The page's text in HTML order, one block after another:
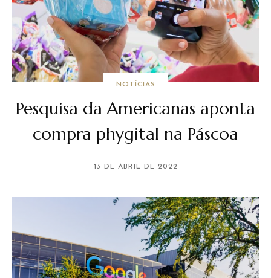
NOTÍCIAS
Pesquisa da Americanas aponta
compra phygital na Páscoa
13 DE ABRIL DE 2022